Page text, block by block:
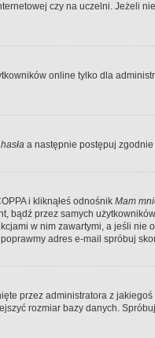
czy na uczelni. Jeżeli
online tylko dla
a następnie postępuj
i kliknąłeś odnośnik Mam
bądź przez samych
w nim zawartymi, a jeśli nie
adres e-mail spróbuj
przez administratora z
rozmiar bazy danych.